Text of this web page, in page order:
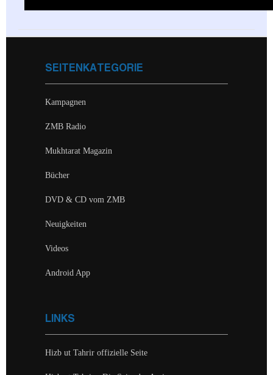
SEITENKATEGORIE
Kampagnen
ZMB Radio
Mukhtarat Magazin
Bücher
DVD & CD vom ZMB
Neuigkeiten
Videos
Android App
LINKS
Hizb ut Tahrir offizielle Seite